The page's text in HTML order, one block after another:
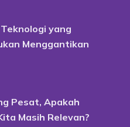
yang
Menggantikan
Pesat, Apakah
Masih Relevan?